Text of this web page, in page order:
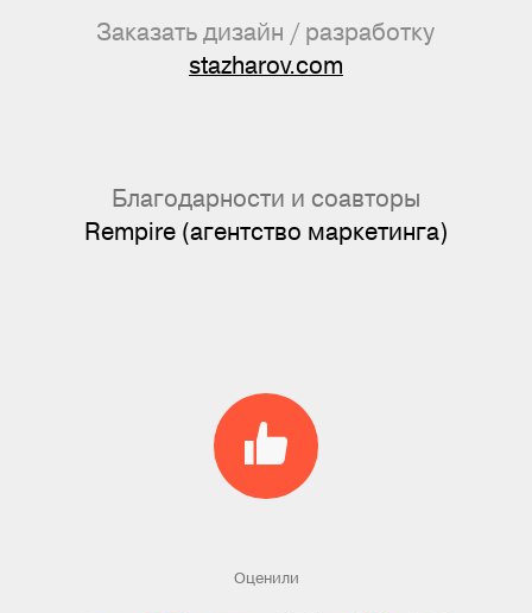
Заказать дизайн / разработку
stazharov.com
Благодарности и соавторы
Rempire (агентство маркетинга)
Оценили